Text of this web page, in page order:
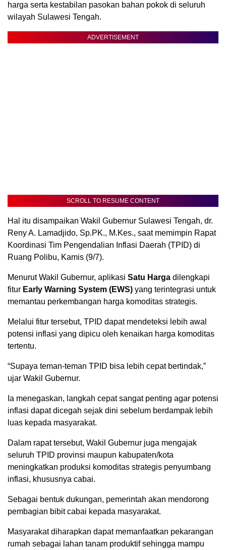
harga serta kestabilan pasokan bahan pokok di seluruh
wilayah Sulawesi Tengah.
ADVERTISEMENT
SCROLL TO RESUME CONTENT
Hal itu disampaikan Wakil Gubernur Sulawesi Tengah, dr.
Reny A. Lamadjido, Sp.PK., M.Kes., saat memimpin Rapat
Koordinasi Tim Pengendalian Inflasi Daerah (TPID) di
Ruang Polibu, Kamis (9/7).
Menurut Wakil Gubernur, aplikasi Satu Harga dilengkapi
fitur Early Warning System (EWS) yang terintegrasi untuk
memantau perkembangan harga komoditas strategis.
Melalui fitur tersebut, TPID dapat mendeteksi lebih awal
potensi inflasi yang dipicu oleh kenaikan harga komoditas
tertentu.
“Supaya teman-teman TPID bisa lebih cepat bertindak,”
ujar Wakil Gubernur.
Ia menegaskan, langkah cepat sangat penting agar potensi
inflasi dapat dicegah sejak dini sebelum berdampak lebih
luas kepada masyarakat.
Dalam rapat tersebut, Wakil Gubernur juga mengajak
seluruh TPID provinsi maupun kabupaten/kota
meningkatkan produksi komoditas strategis penyumbang
inflasi, khususnya cabai.
Sebagai bentuk dukungan, pemerintah akan mendorong
pembagian bibit cabai kepada masyarakat.
Masyarakat diharapkan dapat memanfaatkan pekarangan
rumah sebagai lahan tanam produktif sehingga mampu